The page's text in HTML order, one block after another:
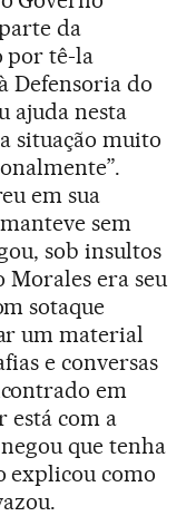
da
por tê-la
Defensoria do
ajuda nesta
situação muito
em sua
sem
sob insultos
Morales era seu
sotaque
um material
e conversas
em
está com a
que tenha
explicou como